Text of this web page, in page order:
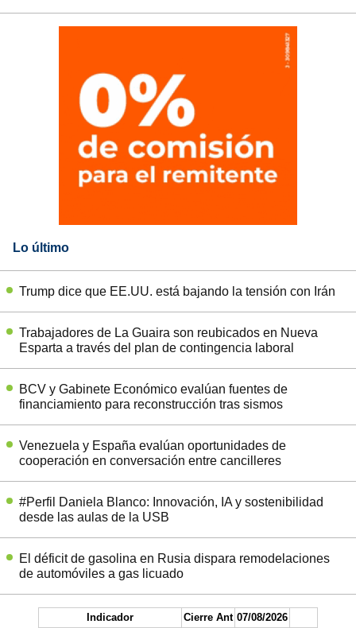
Lo último
Trump dice que EE.UU. está bajando la tensión con Irán
Trabajadores de La Guaira son reubicados en Nueva
Esparta a través del plan de contingencia laboral
BCV y Gabinete Económico evalúan fuentes de
financiamiento para reconstrucción tras sismos
Venezuela y España evalúan oportunidades de
cooperación en conversación entre cancilleres
#Perfil Daniela Blanco: Innovación, IA y sostenibilidad
desde las aulas de la USB
El déficit de gasolina en Rusia dispara remodelaciones
de automóviles a gas licuado
Indicador Cierre Ant 07/08/2026